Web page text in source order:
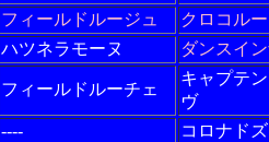
フィールドルージュ
クロコル
ハツネラモーヌ ダンスイ
フィールドルーチェ
キャプテ
ヴ
----
コロナド